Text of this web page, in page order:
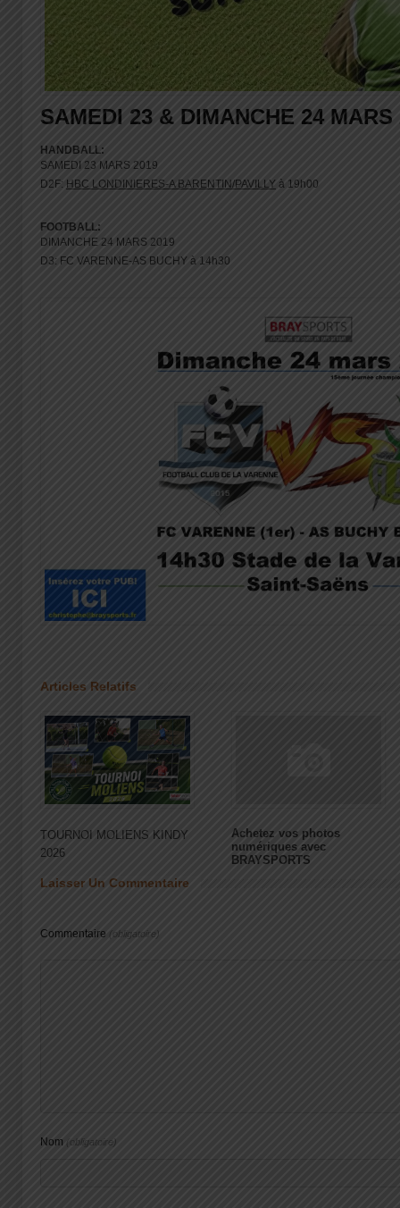
SAMEDI 23 & DIMANCHE 24 MARS
HANDBALL:
SAMEDI 23 MARS 2019
D2F: HBC LONDINIERES-A BARENTIN/PAVILLY à 19h00
FOOTBALL:
DIMANCHE 24 MARS 2019
D3: FC VARENNE-AS BUCHY à 14h30
Articles Relatifs
TOURNOI MOLIENS KINDY
2026
Achetez vos photos
numériques avec
BRAYSPORTS
Laisser Un Commentaire
Commentaire (obligatoire)
Nom (obligatoire)